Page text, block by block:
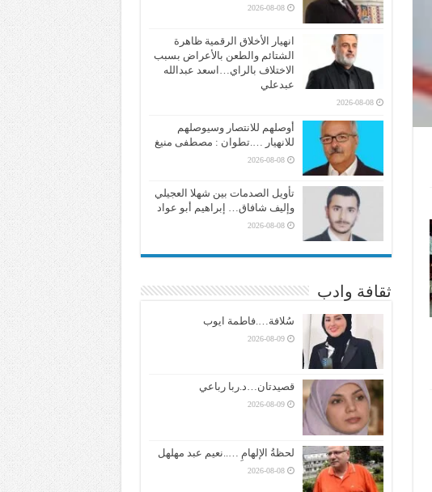
2026-08-08
انهيار الأخلاق الرقمية ظاهرة
الشتائم والطعن بالأعراض بسبب
الاختلاف بالراي…اسعد عبدالله
عبدعلي
2026-08-08
أوصلهم للانتصار وسيوصلهم
للانهيار ….تطوان : مصطفى منيغ
2026-08-08
تأويل الصدمات بين شهلا العجيلي
وإليف شافاق… إبراهيم أبو عواد
2026-08-08
ثقافة وادب
سُلافة….فاطمة ايوب
2026-08-09
قصيدتان…د.ربا رباعي
2026-08-09
لحظةُ الإلهامِ …..نعيم عبد مهلهل
2026-08-08